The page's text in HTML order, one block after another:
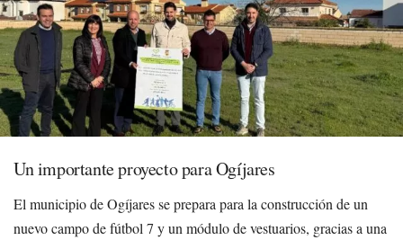
Un importante proyecto para Ogíjares
El municipio de Ogíjares se prepara para la construcción de un
nuevo campo de fútbol 7 y un módulo de vestuarios, gracias a una